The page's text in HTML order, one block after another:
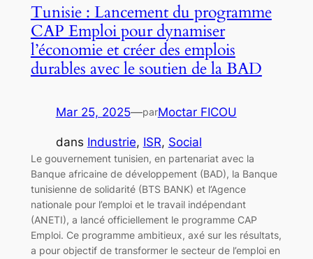
Tunisie : Lancement du programme
CAP Emploi pour dynamiser
l’économie et créer des emplois
durables avec le soutien de la BAD
Mar 25, 2025—parMoctar FICOU
dans Industrie, ISR, Social
Le gouvernement tunisien, en partenariat avec la
Banque africaine de développement (BAD), la Banque
tunisienne de solidarité (BTS BANK) et l’Agence
nationale pour l’emploi et le travail indépendant
(ANETI), a lancé officiellement le programme CAP
Emploi. Ce programme ambitieux, axé sur les résultats,
a pour objectif de transformer le secteur de l’emploi en